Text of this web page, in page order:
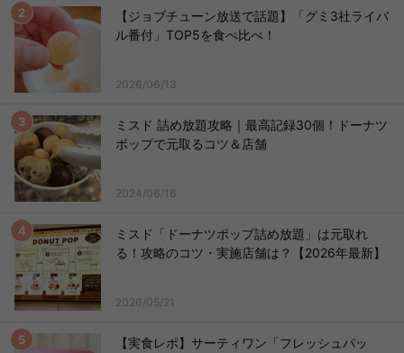
【ジョブチューン放送で話題】「グミ3社ライバ
ル番付」TOP5を食べ比べ！
2026/06/13
ミスド 詰め放題攻略｜最高記録30個！ドーナツ
ポップで元取るコツ＆店舗
2024/06/16
ミスド「ドーナツポップ詰め放題」は元取れ
る！攻略のコツ・実施店舗は？【2026年最新】
2026/05/21
【実食レポ】サーティワン「フレッシュパッ